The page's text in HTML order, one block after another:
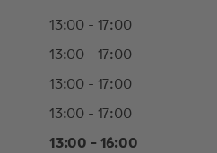
13:00 - 17:00
13:00 - 17:00
13:00 - 17:00
13:00 - 17:00
13:00 - 16:00